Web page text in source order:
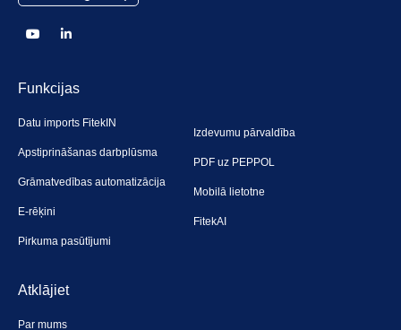
Funkcijas
Datu imports FitekIN
Apstiprināšanas darbplūsma
Grāmatvedības automatizācija
E-rēķini
Pirkuma pasūtījumi
Izdevumu pārvaldība
PDF uz PEPPOL
Mobilā lietotne
FitekAI
Atklājiet
Par mums